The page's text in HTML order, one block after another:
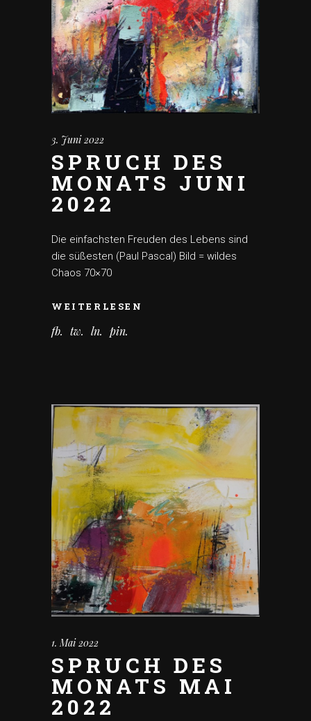
3. Juni 2022
SPRUCH DES
MONATS JUNI
2022
Die einfachsten Freuden des Lebens sind
die süßesten (Paul Pascal) Bild = wildes
Chaos 70×70
WEITERLESEN
fb tw ln pin
1. Mai 2022
SPRUCH DES
MONATS MAI
2022